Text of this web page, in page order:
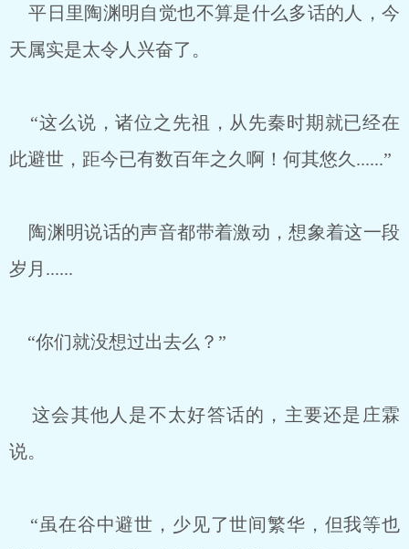
平日里陶渊明自觉也不算是什么多话的人，今
天属实是太令人兴奋了。
“这么说，诸位之先祖，从先秦时期就已经在
此避世，距今已有数百年之久啊！何其悠久......”
陶渊明说话的声音都带着激动，想象着这一段
岁月......
“你们就没想过出去么？”
这会其他人是不太好答话的，主要还是庄霖
说。
“虽在谷中避世，少见了世间繁华，但我等也